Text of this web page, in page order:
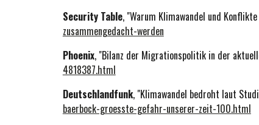
Security Table, "Warum Klimawandel und
zusammengedacht-werden
Phoenix, "Bilanz der Migrationspolitik in der
4818387.html
Deutschlandfunk, "Klimawandel bedroht laut
baerbock-groesste-gefahr-unserer-zeit-100.html